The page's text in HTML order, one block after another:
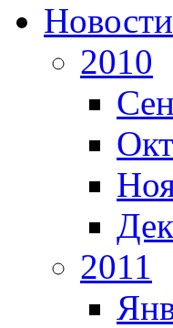
Новости
2010
2011